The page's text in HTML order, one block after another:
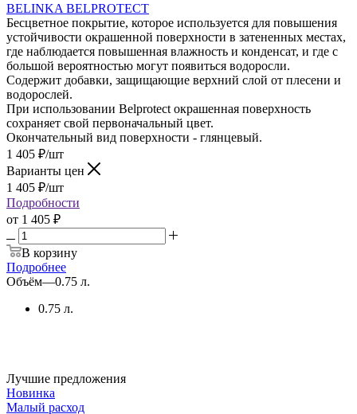
BELINKA BELPROTECT
Бесцветное покрытие, которое используется для повышения
устойчивости окрашенной поверхности в затененных местах,
где наблюдается повышенная влажность и конденсат, и где с
большой вероятностью могут появиться водоросли.
Содержит добавки, защищающие верхний слой от плесени и
водорослей.
При использовании Belprotect окрашенная поверхность
сохраняет свой первоначальный цвет.
Окончательный вид поверхности - глянцевый.
1 405 ₽/шт
Варианты цен
1 405 ₽/шт
Подробности
от 1 405 ₽
В корзину
Подробнее
Объём—0.75 л.
0.75 л.
Лучшие предложения
Новинка
Малый расход